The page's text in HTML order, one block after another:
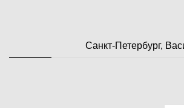
Санкт-Петербург,